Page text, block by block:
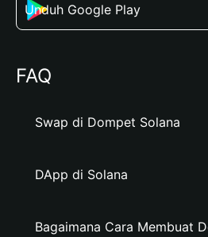
Unduh Google Play
FAQ
Swap di Dompet Solana
DApp di Solana
Bagaimana Cara Membuat